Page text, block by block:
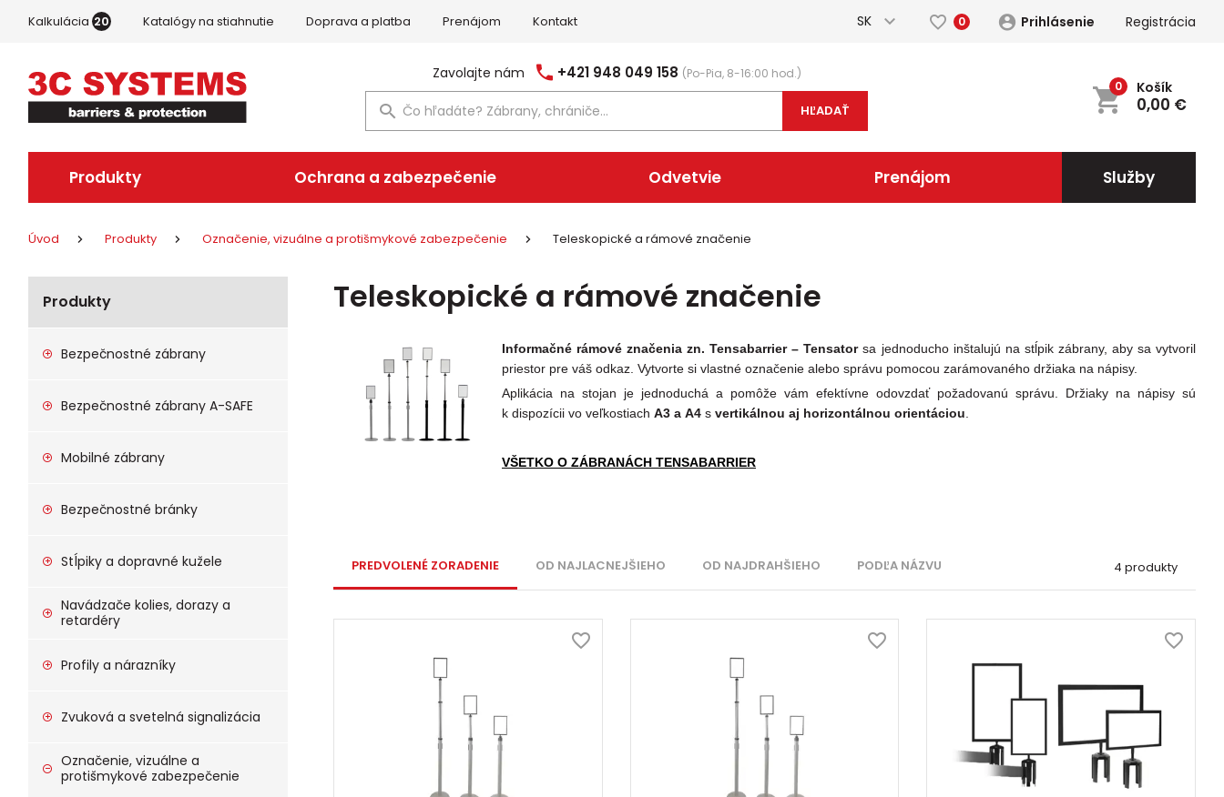
Kalkulácia 20 Katalógy na stiahnutie Doprava a platba Prenájom Kontakt SK 0 Prihlásenie Registrácia
Zavolajte nám +421 948 049 158 (Po-Pia, 8-16:00 hod.)
HĽADAŤ
Košík
0,00 €
0
Produkty Ochrana a zabezpečenie Odvetvie Prenájom Služby
Úvod Produkty Označenie, vizuálne a protišmykové zabezpečenie Teleskopické a rámové značenie
Produkty
Bezpečnostné zábrany
Bezpečnostné zábrany A-SAFE
Mobilné zábrany
Bezpečnostné bránky
Stĺpiky a dopravné kužele
Navádzače kolies, dorazy a
retardéry
Profily a nárazníky
Zvuková a svetelná signalizácia
Označenie, vizuálne a
protišmykové zabezpečenie
Teleskopické a rámové značenie
Informačné rámové značenia zn. Tensabarrier – Tensatorsa jednoducho inštalujú na stĺpik zábrany, aby sa vytvoril
priestor pre váš odkaz. Vytvorte si vlastné označenie alebo správu pomocou zarámovaného držiaka na nápisy.
Aplikácia na stojan je jednoduchá a pomôže vám efektívne odovzdať požadovanú správu. Držiaky na nápisy sú
k dispozícii vo veľkostiach A3 a A4 s vertikálnou aj horizontálnou orientáciou
VŠETKO O ZÁBRANÁCH TENSABARRIER
PREDVOLENÉ ZORADENIE OD NAJLACNEJŠIEHO OD NAJDRAHŠIEHO PODĽA NÁZVU 4 produkty